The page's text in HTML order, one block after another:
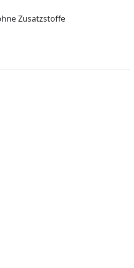
an Feiertagen.
Österreich.
sofort angenommen
nicht möglich.
Produkt nicht gültig.
Zusatzstoffe